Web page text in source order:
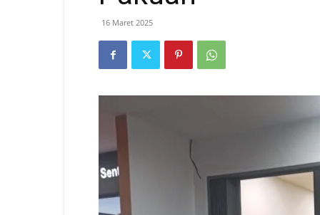
16 Maret 2025